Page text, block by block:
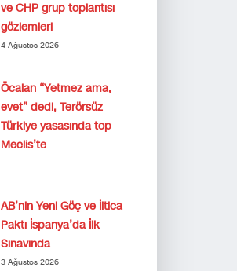
ve CHP grup toplantısı
gözlemleri
4 Ağustos 2026
Öcalan “Yetmez ama,
evet” dedi, Terörsüz
Türkiye yasasında top
Meclis’te
AB’nin Yeni Göç ve İltica
Paktı İspanya’da İlk
Sınavında
3 Ağustos 2026